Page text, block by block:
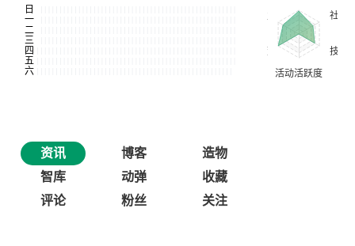
资讯 博客
造物
智库
动弹
收藏
评论
粉丝 关注